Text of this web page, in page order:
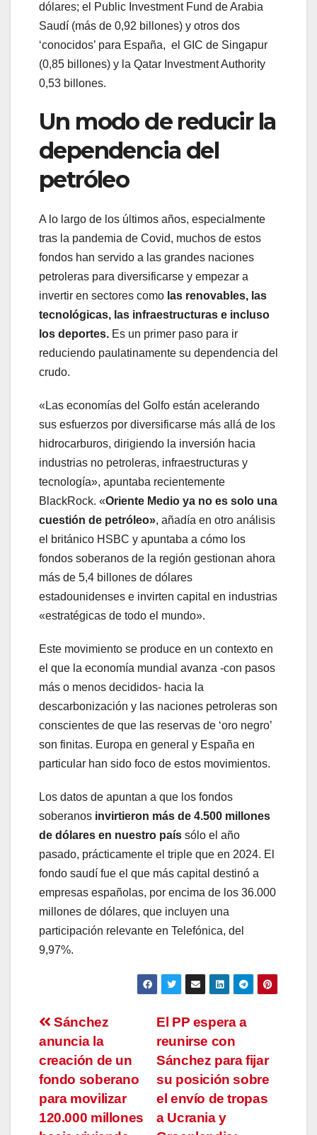
dólares; el Public Investment Fund de Arabia
Saudí (más de 0,92 billones) y otros dos
‘conocidos’ para España, el GIC de Singapur
(0,85 billones) y la Qatar Investment Authority
0,53 billones.
Un modo de reducir la
dependencia del
petróleo
A lo largo de los últimos años, especialmente
tras la pandemia de Covid, muchos de estos
fondos han servido a las grandes naciones
petroleras para diversificarse y empezar a
invertir en sectores como las renovables, las
tecnológicas, las infraestructuras e incluso
los deportes. Es un primer paso para ir
reduciendo paulatinamente su dependencia del
crudo.
«Las economías del Golfo están acelerando
sus esfuerzos por diversificarse más allá de los
hidrocarburos, dirigiendo la inversión hacia
industrias no petroleras, infraestructuras y
tecnología», apuntaba recientemente
BlackRock. «Oriente Medio ya no es solo una
cuestión de petróleo», añadía en otro análisis
el británico HSBC y apuntaba a cómo los
fondos soberanos de la región gestionan ahora
más de 5,4 billones de dólares
estadounidenses e invirten capital en industrias
«estratégicas de todo el mundo».
Este movimiento se produce en un contexto en
el que la economía mundial avanza -con pasos
más o menos decididos- hacia la
descarbonización y las naciones petroleras son
conscientes de que las reservas de ‘oro negro’
son finitas. Europa en general y España en
particular han sido foco de estos movimientos.
Los datos de apuntan a que los fondos
soberanos invirtieron más de 4.500 millones
de dólares en nuestro país sólo el año
pasado, prácticamente el triple que en 2024. El
fondo saudí fue el que más capital destinó a
empresas españolas, por encima de los 36.000
millones de dólares, que incluyen una
participación relevante en Telefónica, del
9,97%.
Navegación
de
entradas
El PP espera a
reunirse con
Sánchez para fijar
su posición sobre
el envío de tropas
a Ucrania y
Sánchez
anuncia la
creación de un
fondo soberano
para movilizar
120.000 millones